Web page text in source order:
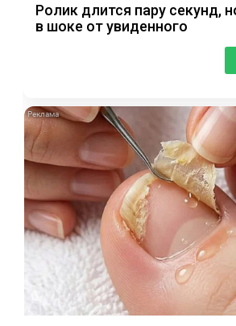
Ролик длится пару секунд,
в шоке от увиденного